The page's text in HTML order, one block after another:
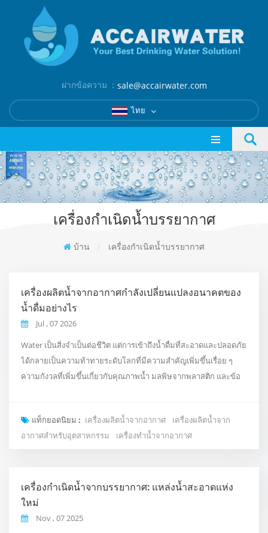
ฝากข้อความ ： sale@accairwater.com
ไทย
เครื่องกำเนิดน้ำบรรยากาศ
บ้าน / เครื่องกำเนิดน้ำบรรยากาศ
เครื่องผลิตน้ำจากอากาศกำลังเปลี่ยนแปลงอนาคตของ
น้ำดื่มอย่างไร
Jul , 07 2026
Water เป็นสิ่งจำเป็นต่อชีวิต แต่การเข้าถึงน้ำดื่มที่สะอาดและปลอดภัย
ได้กลายเป็นความท้าทายระดับโลกที่มีความสำคัญเพิ่มขึ้นเรื่อย ๆ
ความกังวลที่เพิ่มขึ้นเกี่ยวกับคุณภาพน้ำ มลพิษจากพลาสติก และข้อ
รับความสนใจทั่วโลกคือ เครื่องผลิตน้ำจากอากาศ (AWG) —
เทคโนโลยีที่สามารถสกัดความช...
แท็กยอดนิยม : เครื่องผลิตน้ำจากอากาศ
เครื่องผลิตน้ำจาก
อากาศสำหรับอุตสาหกรรม
เครื่องทำน้ำจากอากาศ
เครื่องกำเนิดน้ำจากบรรยากาศ: แหล่งน้ำสะอาดแห่ง
ใหม่
Nov , 07 2025